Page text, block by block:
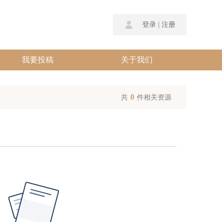
登录 注册
我要投稿 关于我们
共 0 件相关资源